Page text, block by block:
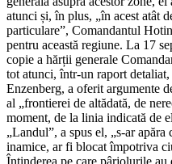
atunci și, în plus, „în acest atât
particulare”, Comandantul
pentru această regiune. La 17
copie a hărții generale
tot atunci, într-un raport
Enzenberg, a oferit argumente
al „frontierei de altădată, de
moment, de la linia indicată de
„Landul”, a spus el, „s-ar
inamice, ar fi blocat împotriva